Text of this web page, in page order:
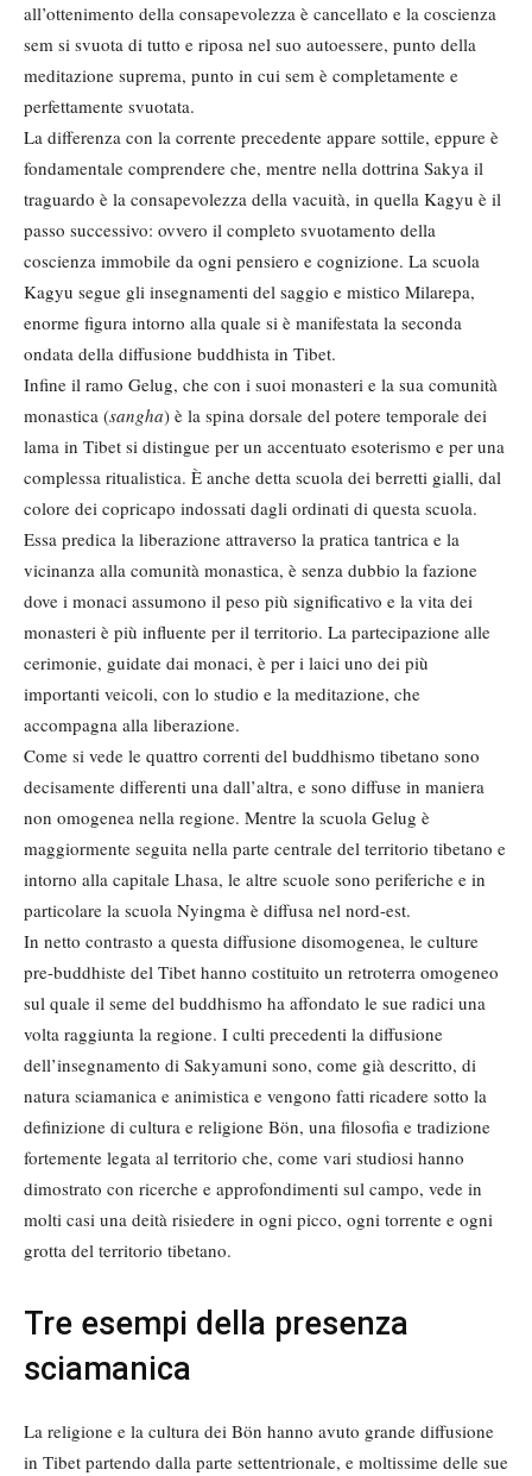
all’ottenimento della consapevolezza è cancellato e la coscienza
sem si svuota di tutto e riposa nel suo autoessere, punto della
meditazione suprema, punto in cui sem è completamente e
perfettamente svuotata.
La differenza con la corrente precedente appare sottile, eppure è
fondamentale comprendere che, mentre nella dottrina Sakya il
traguardo è la consapevolezza della vacuità, in quella Kagyu è il
passo successivo: ovvero il completo svuotamento della
coscienza immobile da ogni pensiero e cognizione. La scuola
Kagyu segue gli insegnamenti del saggio e mistico Milarepa,
enorme figura intorno alla quale si è manifestata la seconda
ondata della diffusione buddhista in Tibet.
Infine il ramo Gelug, che con i suoi monasteri e la sua comunità
monastica (sangha) è la spina dorsale del potere temporale dei
lama in Tibet si distingue per un accentuato esoterismo e per una
complessa ritualistica. È anche detta scuola dei berretti gialli, dal
colore dei copricapo indossati dagli ordinati di questa scuola.
Essa predica la liberazione attraverso la pratica tantrica e la
vicinanza alla comunità monastica, è senza dubbio la fazione
dove i monaci assumono il peso più significativo e la vita dei
monasteri è più influente per il territorio. La partecipazione alle
cerimonie, guidate dai monaci, è per i laici uno dei più
importanti veicoli, con lo studio e la meditazione, che
accompagna alla liberazione.
Come si vede le quattro correnti del buddhismo tibetano sono
decisamente differenti una dall’altra, e sono diffuse in maniera
non omogenea nella regione. Mentre la scuola Gelug è
maggiormente seguita nella parte centrale del territorio tibetano e
intorno alla capitale Lhasa, le altre scuole sono periferiche e in
particolare la scuola Nyingma è diffusa nel nord-est.
In netto contrasto a questa diffusione disomogenea, le culture
pre-buddhiste del Tibet hanno costituito un retroterra omogeneo
sul quale il seme del buddhismo ha affondato le sue radici una
volta raggiunta la regione. I culti precedenti la diffusione
dell’insegnamento di Sakyamuni sono, come già descritto, di
natura sciamanica e animistica e vengono fatti ricadere sotto la
definizione di cultura e religione Bön, una filosofia e tradizione
fortemente legata al territorio che, come vari studiosi hanno
dimostrato con ricerche e approfondimenti sul campo, vede in
molti casi una deità risiedere in ogni picco, ogni torrente e ogni
grotta del territorio tibetano.
Tre esempi della presenza
sciamanica
La religione e la cultura dei Bön hanno avuto grande diffusione
in Tibet partendo dalla parte settentrionale, e moltissime delle sue